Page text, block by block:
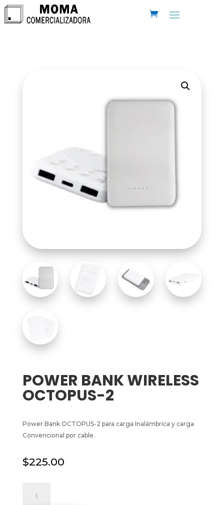
POWER BANK WIRELESS
OCTOPUS-2
Power Bank OCTOPUS-2 para carga Inalámbrica y carga
Convencional por cable.
$225.00
BANK
WIRELESS